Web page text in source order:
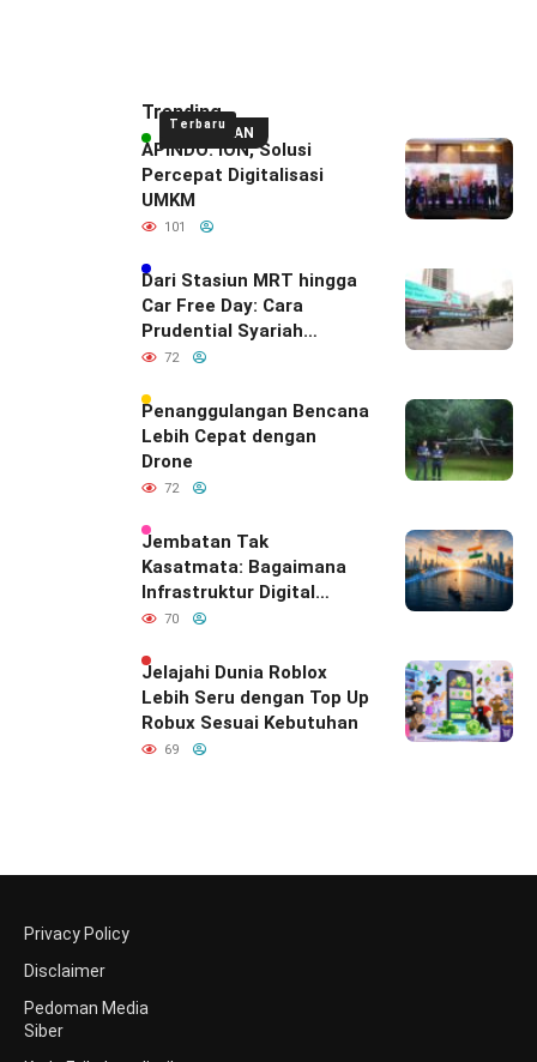
UNGGULAN
Terbaru
Trending
APINDO: ION, Solusi
Percepat Digitalisasi
UMKM
101
Dari Stasiun MRT hingga
Car Free Day: Cara
Prudential Syariah
Merayakan yang Nomor
Indonesia
72
Penanggulangan Bencana
Lebih Cepat dengan
Drone
72
Jembatan Tak
Kasatmata: Bagaimana
Infrastruktur Digital
Diam-Diam
Hubungan Indonesia–
India
70
Jelajahi Dunia Roblox
Lebih Seru dengan Top Up
Robux Sesuai Kebutuhan
69
Privacy Policy
Disclaimer
Pedoman Media
Siber